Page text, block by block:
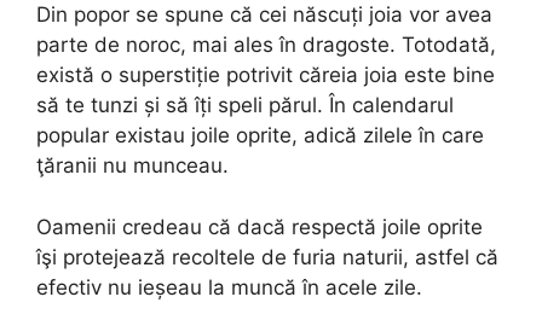
Din popor se spune că cei născuți joia vor avea
parte de noroc, mai ales în dragoste. Totodată,
există o superstiție potrivit căreia joia este bine
să te tunzi și să îți speli părul. În calendarul
popular existau joile oprite, adică zilele în care
ţăranii nu munceau.
Oamenii credeau că dacă respectă joile oprite
îşi protejează recoltele de furia naturii, astfel că
efectiv nu ieșeau la muncă în acele zile.